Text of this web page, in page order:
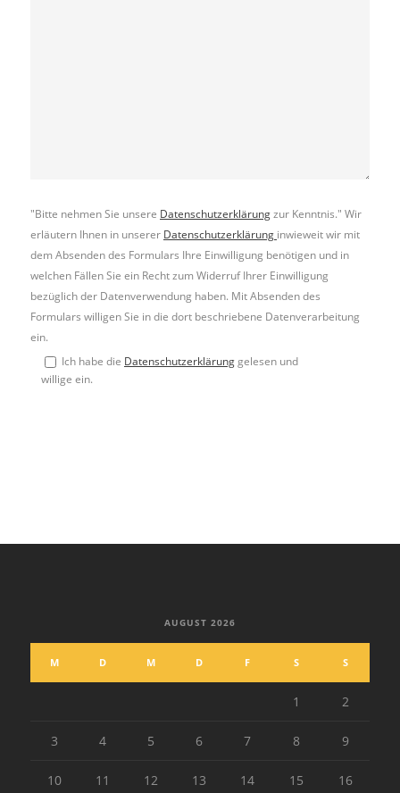
"Bitte nehmen Sie unsere Datenschutzerklärungzur Kenntnis." Wir
erläutern Ihnen in unserer Datenschutzerklärung inwieweit wir mit
dem Absenden des Formulars Ihre Einwilligung benötigen und in
welchen Fällen Sie ein Recht zum Widerruf Ihrer Einwilligung
bezüglich der Datenverwendung haben. Mit Absenden des
Formulars willigen Sie in die dort beschriebene Datenverarbeitung
ein.
Ich habe die Datenschutzerklärung gelesen und
willige ein.
AUGUST 2026
M D M D F S S
1 2
3 4 5 6 7 8 9
10 11 12 13 14 15 16